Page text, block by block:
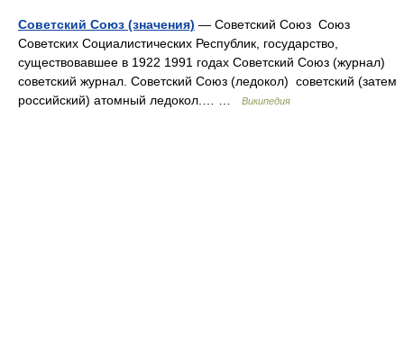
Советский Союз (значения) — Советский Союз Союз
Советских Социалистических Республик, государство,
существовавшее в 1922 1991 годах Советский Союз (журнал)
советский журнал. Советский Союз (ледокол) советский (затем
российский) атомный ледокол.… …
Википедия